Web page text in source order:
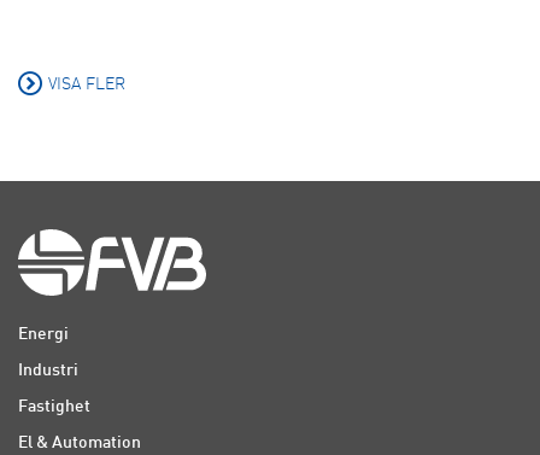
VISA FLER
Energi
Industri
Fastighet
El & Automation